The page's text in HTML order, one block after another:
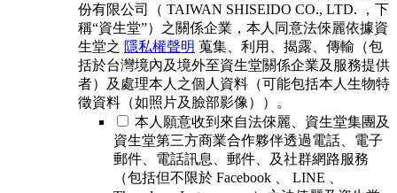
份有限公司（ TAIWAN SHISEIDO CO., LTD. ，下
稱“資生堂”）之關係企業，本人同意法倈麗依據資
生堂之 隱私權聲明 蒐集、利用、揭露、傳輸（包
括於台灣境內及境外至資生堂關係企業及服務提供
者）及處理本人之個人資料（可能包括本人生物特
徵資料（如照片及臉部影像））。
本人願意收到來自法倈麗、資生堂集團及
資生堂第三方商業合作夥伴透過電話、電子
郵件、電話訊息、郵件、及社群網路服務
（包括但不限於 Facebook 、 LINE 、